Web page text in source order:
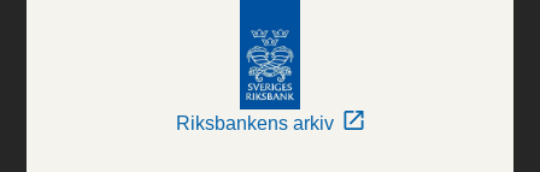
Riksbankens arkiv